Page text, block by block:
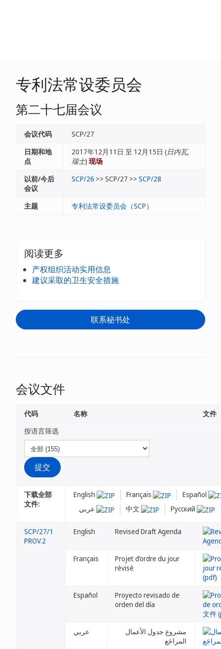
专利法常设委员会
第二十七届会议
会议代码
SCP/27
日期和地
点
2017年12月11日 至 12月15日 (日内瓦,
瑞士) 现场
以前/今后
会议
SCP/26 >> SCP/27 >> SCP/28
主题 专利法常设委员会（SCP）
阅读更多
产权组织活动实用信息
建议采取的卫生安全措施
联系秘书处
会议文件
按语言筛选
下载全部
文件:
English Français
Español
中文 Русский
代码 名称 文件
SCP/27/1
PROV.2
English Revised Draft Agenda
Français
Projet d’ordre du jour
révisé
Español
Proyecto revisado de
orden del día
عربي
مشروع جدول الأعمال
المراجَع